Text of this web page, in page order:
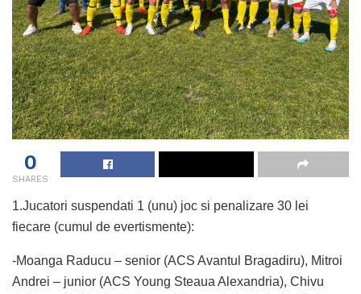
0
SHARES
1.Jucatori suspendati 1 (unu) joc si penalizare 30 lei
fiecare (cumul de evertismente):
-Moanga Raducu – senior (ACS Avantul Bragadiru), Mitroi
Andrei – junior (ACS Young Steaua Alexandria), Chivu